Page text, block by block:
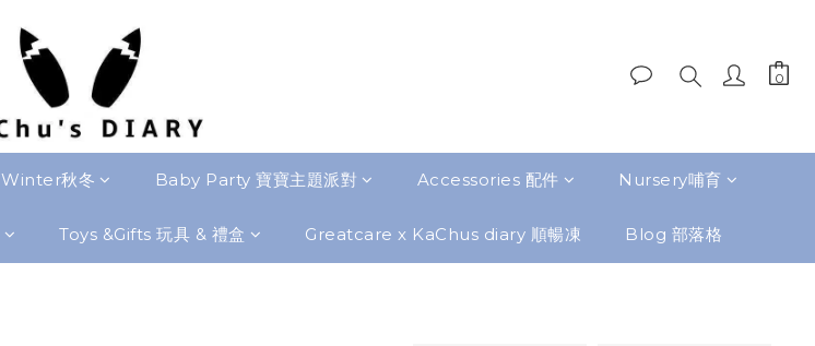
Winter秋冬 Baby Party 寶寶主題派對 Accessories 配件 Nursery哺育
Toys &Gifts 玩具 & 禮盒 Greatcare x KaChus diary 順暢凍 Blog 部落格